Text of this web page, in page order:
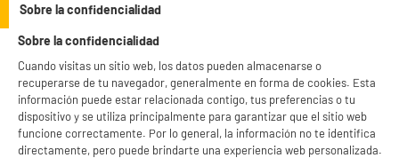
Frigoríficos top &
1 puerta
Frigoríficos congeladores
Frigoríficos americanos Congeladores
Rechazar todas
BIENVENIDO a ELECTRO
DEPOT
Con el fin de mejorar tu experiencia, y tras tu consentimiento, ELECTRO DEPOT
y sus socios utilizan cookies que procesan tus datos personales para:
- compartir contenido adaptado a tus preferencias
Sobre la confidencialidad
Sobre la confidencialidad
Cuando visitas un sitio web, los datos pueden almacenarse o
recuperarse de tu navegador, generalmente en forma de cookies. Esta
información puede estar relacionada contigo, tus preferencias o tu
dispositivo y se utiliza principalmente para garantizar que el sitio web
funcione correctamente. Por lo general, la información no te identifica
directamente, pero puede brindarte una experiencia web personalizada.